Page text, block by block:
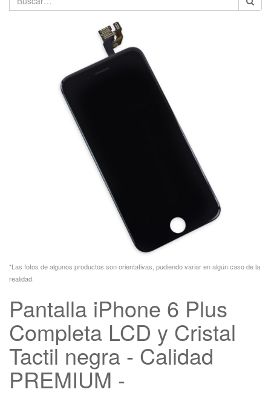
*Las fotos de algunos productos son orientativas, pudiendo variar en algún caso de la
realidad.
Pantalla iPhone 6 Plus
Completa LCD y Cristal
Tactil negra - Calidad
PREMIUM -